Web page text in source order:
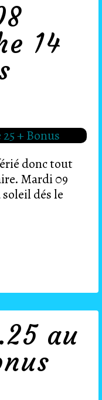
14
donc tout
Mardi 09
dés le
au